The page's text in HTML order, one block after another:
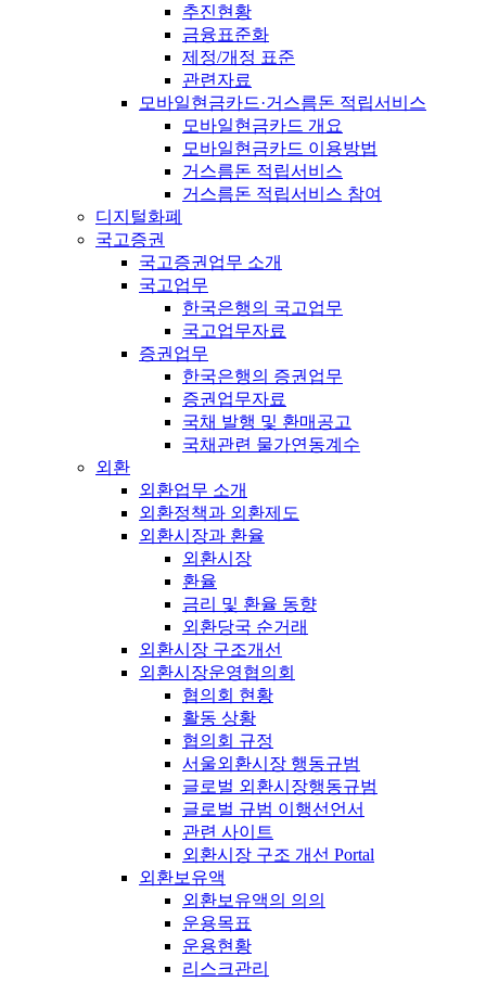
추진현황
금융표준화
제정/개정 표준
관련자료
모바일현금카드·거스름돈 적립서비스
모바일현금카드 개요
모바일현금카드 이용방법
거스름돈 적립서비스
거스름돈 적립서비스 참여
디지털화폐
국고증권
국고증권업무 소개
국고업무
한국은행의 국고업무
국고업무자료
증권업무
한국은행의 증권업무
증권업무자료
국채 발행 및 환매공고
국채관련 물가연동계수
외환
외환업무 소개
외환정책과 외환제도
외환시장과 환율
외환시장
환율
금리 및 환율 동향
외환당국 순거래
외환시장 구조개선
외환시장운영협의회
협의회 현황
활동 상황
협의회 규정
서울외환시장 행동규범
글로벌 외환시장행동규범
글로벌 규범 이행선언서
관련 사이트
외환시장 구조 개선 Portal
외환보유액
외환보유액의 의의
운용목표
운용현황
리스크관리